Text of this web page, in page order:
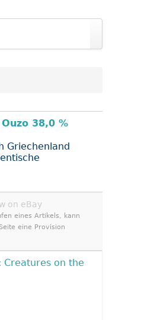
38,0 %
Griechenland
on eBay
eines Artikels, kann
eine Provision
Creatures on the